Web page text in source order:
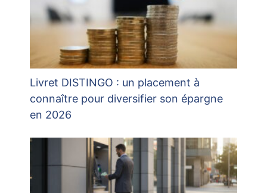
Livret DISTINGO : un placement à
connaître pour diversifier son épargne
en 2026